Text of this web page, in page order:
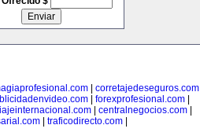
corretajedeseguros.com
forexprofesional.com
centralnegocios.com
| traficodirecto.com|